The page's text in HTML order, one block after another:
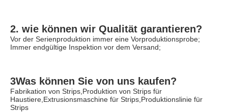
2. wie können wir Qualität garantieren?
Vor der Serienproduktion immer eine Vorproduktionsprobe;
Immer endgültige Inspektion vor dem Versand;
3Was können Sie von uns kaufen?
Fabrikation von Strips,Produktion von Strips für
Haustiere,Extrusionsmaschine für Strips,Produktionslinie für
Strips